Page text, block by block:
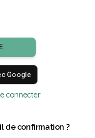
Google
connecter
de confirmation ?